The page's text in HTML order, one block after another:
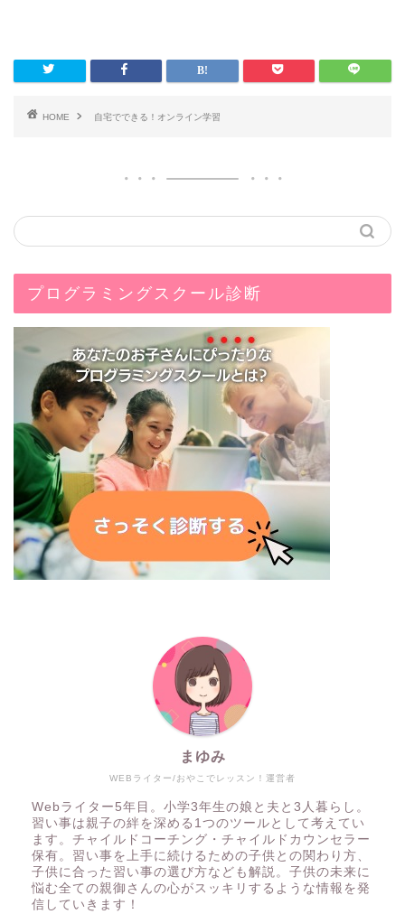
HOME 自宅でできる！オンライン学習
プログラミングスクール診断
WEBライター/おやこでレッスン！運営者
まゆみ
Webライター5年目。小学3年生の娘と夫と3人暮らし。
習い事は親子の絆を深める1つのツールとして考えてい
ます。チャイルドコーチング・チャイルドカウンセラー
保有。習い事を上手に続けるための子供との関わり方、
子供に合った習い事の選び方なども解説。子供の未来に
悩む全ての親御さんの心がスッキリするような情報を発
信していきます！